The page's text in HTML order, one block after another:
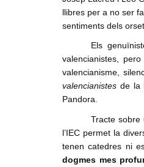
llibres per a no ser
sentiments dels
Els
valencianistes,
valencianisme,
valencianistes de la
Pandora.
Tracte sobre
l’IEC permet la
tenen catedres ni
dogmes mes